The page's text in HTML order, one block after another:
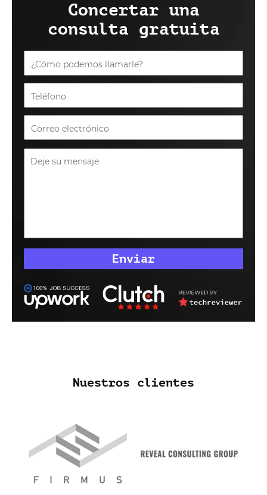
Concertar una
consulta gratuita
Nuestros clientes